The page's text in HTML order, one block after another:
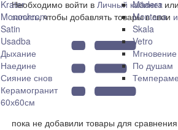
Krater
Monochrom
Satin
Usadba
Дыхание
Наедине
Сияние снов
Керамогранит
60х60см
Madera
Montana
Skala
Vetro
Мгновение
По душам
Необходимо войти в Личный кабинетили
запись, чтобы добавлять товары в свои
пока не добавили товары для